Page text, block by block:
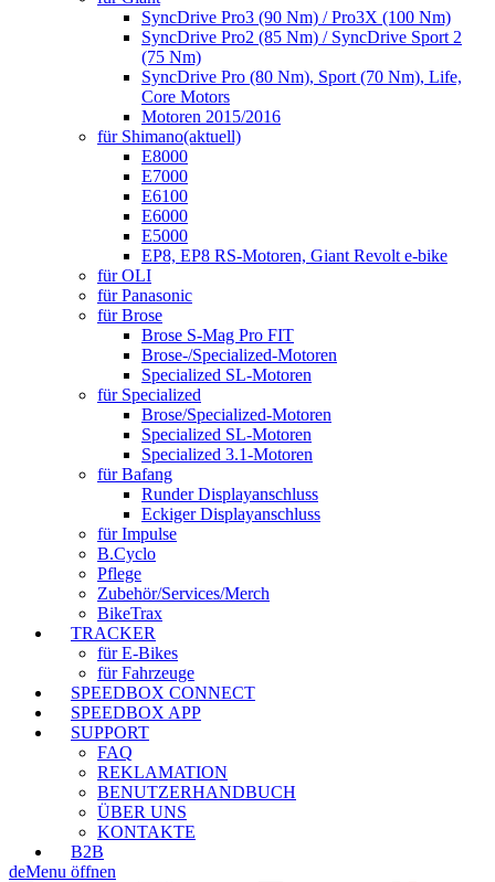
SyncDrive Pro3 (90 Nm) / Pro3X (100 Nm)
SyncDrive Pro2 (85 Nm) / SyncDrive Sport 2
(75 Nm)
SyncDrive Pro (80 Nm), Sport (70 Nm), Life,
Core Motors
Motoren 2015/2016
für Shimano(aktuell)
E8000
E7000
E6100
E6000
E5000
EP8, EP8 RS-Motoren, Giant Revolt e-bike
für OLI
für Panasonic
für Brose
Brose S-Mag Pro FIT
Brose-/Specialized-Motoren
Specialized SL-Motoren
für Specialized
Brose/Specialized-Motoren
Specialized SL-Motoren
Specialized 3.1-Motoren
für Bafang
Runder Displayanschluss
Eckiger Displayanschluss
für Impulse
B.Cyclo
Pflege
Zubehör/Services/Merch
BikeTrax
TRACKER
für E-Bikes
für Fahrzeuge
SPEEDBOX CONNECT
SPEEDBOX APP
SUPPORT
FAQ
REKLAMATION
BENUTZERHANDBUCH
ÜBER UNS
KONTAKTE
B2B
deMenu öffnen